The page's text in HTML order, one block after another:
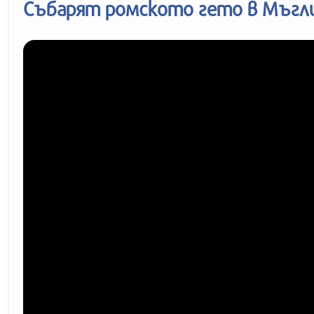
Събарят ромското гето в